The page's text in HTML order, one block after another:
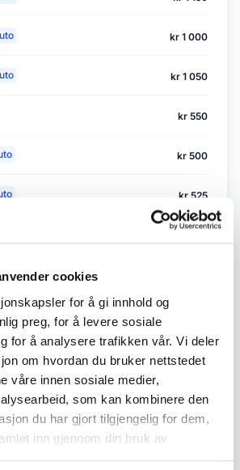
cookies
for å gi innhold og
preg, for å levere sosiale
for å analysere trafikken vår. Vi deler
om hvordan du bruker nettstedet
våre innen sosiale medier,
som kan kombinere den
du har gjort tilgjengelig for dem,
inn gjennom din bruk av
kr 1 000
kr 1 050
kr 550
kr 500
kr 525
Neste objekt →
#54